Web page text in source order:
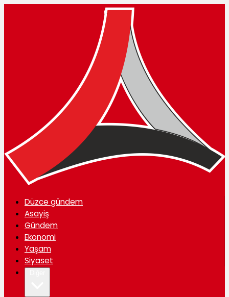
Düzce gündem
Asayiş
Gündem
Ekonomi
Yaşam
Siyaset